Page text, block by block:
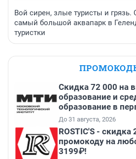
Вой сирен, злые туристы и грязь.
самый большой аквапарк в
туристки
Скидка 72 000 на
образование и
образование в
До 31 августа, 2026
ROSTIC'S - скидка
промокоду на
3199₽!